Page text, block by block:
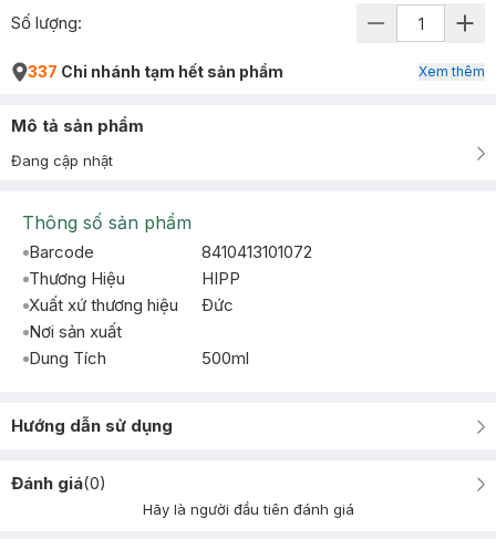
Số lượng:
337 Chi nhánh tạm hết sản phẩm Xem thêm
Mô tả sản phẩm
Đang cập nhật
Thông số sản phẩm
Barcode
8410413101072
Thương Hiệu
HIPP
Xuất xứ thương hiệu
Ðức
Nơi sản xuất
Dung Tích
500ml
Hướng dẫn sử dụng
Đánh giá(0)
Hãy là người đầu tiên đánh giá